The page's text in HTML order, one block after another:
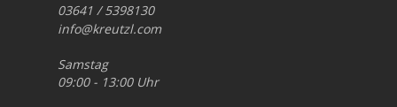
03641 / 5398130
info@kreutzl.com
Samstag
09:00 - 13:00 Uhr